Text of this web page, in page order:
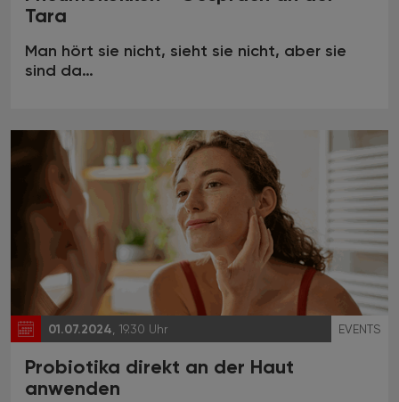
Tara
Man hört sie nicht, sieht sie nicht, aber sie
sind da…
01.07.2024 , 19.30 Uhr EVENTS
Probiotika direkt an der Haut
anwenden